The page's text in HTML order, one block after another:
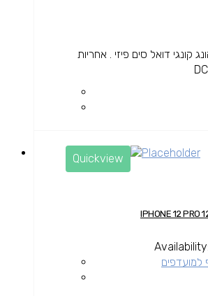
קונגי דואל סים פיזי . אחריות
Quickview
Availability:
למועדפים